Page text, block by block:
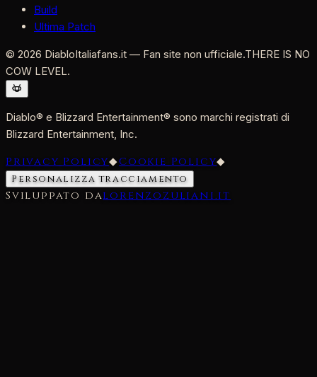
Build
Ultima Patch
© 2026 DiabloItaliafans.it — Fan site non ufficiale.THERE IS NO
COW LEVEL.
Diablo® e Blizzard Entertainment® sono marchi registrati di
Blizzard Entertainment, Inc.
Privacy Policy◆Cookie Policy◆
Personalizza tracciamento
Sviluppato dalorenzozuliani.it